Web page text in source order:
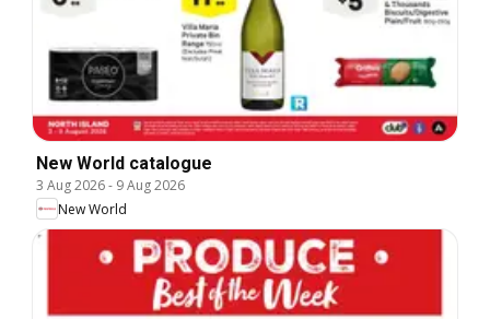
New World catalogue
3 Aug 2026- 9 Aug 2026
New World